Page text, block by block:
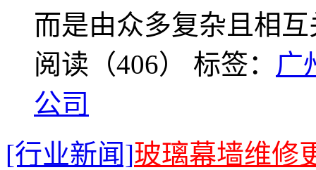
而是由众多复杂且相
阅读（406） 标签： 广
公司
[行业新闻]玻璃幕墙维修